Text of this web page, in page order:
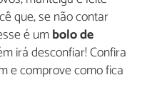
que, se não contar
é umbolo de
irá desconfiar! Confira
e comprove como fica